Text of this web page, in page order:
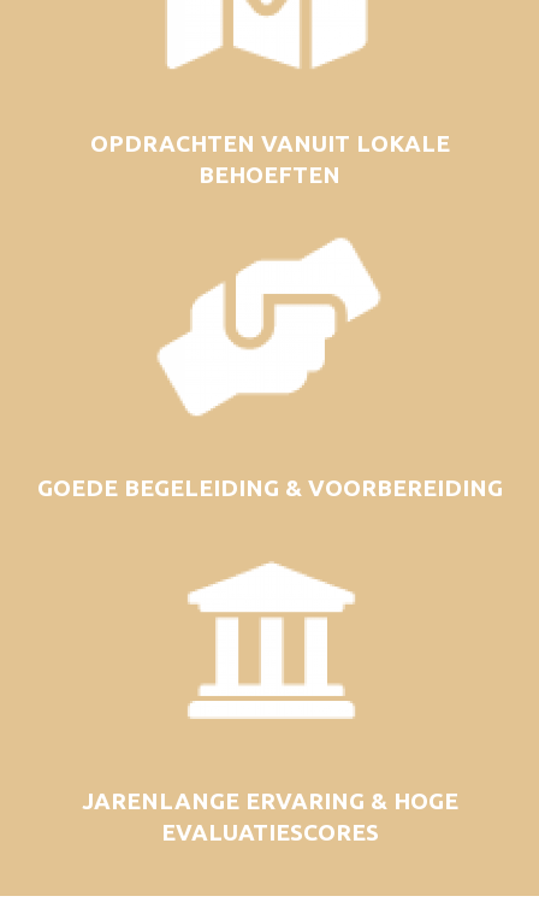
OPDRACHTEN VANUIT LOKALE
BEHOEFTEN
GOEDE BEGELEIDING & VOORBEREIDING
JARENLANGE ERVARING & HOGE
EVALUATIESCORES